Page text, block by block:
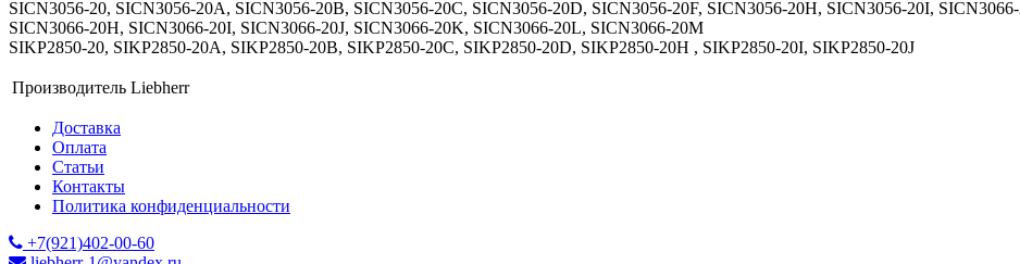
SICN3056-20, SICN3056-20A, SICN3056-20B, SICN3056-20C, SICN3056-20D, SICN3056-20F, SICN3056-20H, SICN3056-20I,
SICN3066-20H, SICN3066-20I, SICN3066-20J, SICN3066-20K, SICN3066-20L, SICN3066-20M
SIKP2850-20, SIKP2850-20A, SIKP2850-20B, SIKP2850-20C, SIKP2850-20D, SIKP2850-20H , SIKP2850-20I, SIKP2850-20J
Производитель Liebherr
Доставка
Оплата
Статьи
Контакты
Политика конфиденциальности
+7(921)402-00-60